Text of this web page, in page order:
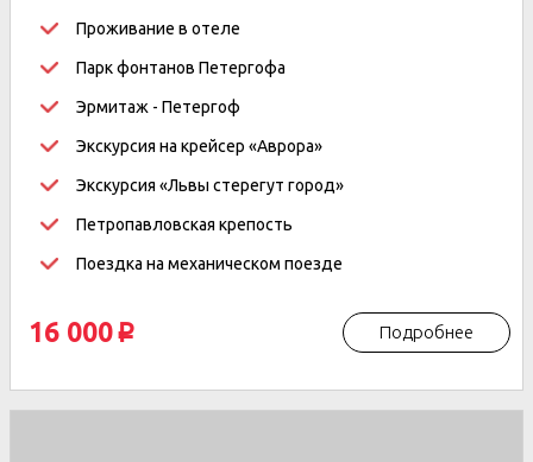
столице» (заезд по пятницам)
Проживание в отеле
Парк фонтанов Петергофа
Эрмитаж - Петергоф
Экскурсия на крейсер «Аврора»
Экскурсия «Львы стерегут город»
Петропавловская крепость
Поездка на механическом поезде
16 000 p Подробнее